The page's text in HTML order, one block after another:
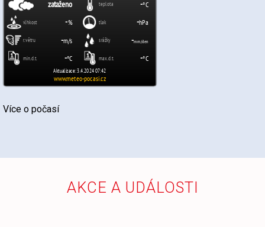
Více o počasí
AKCE A UDÁLOSTI